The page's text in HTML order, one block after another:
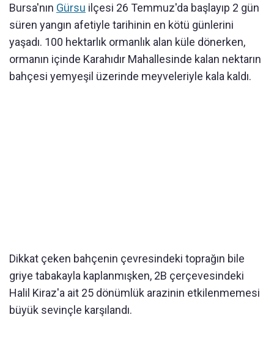
Bursa'nın Gürsu ilçesi 26 Temmuz'da başlayıp 2 gün
süren yangın afetiyle tarihinin en kötü günlerini
yaşadı. 100 hektarlık ormanlık alan küle dönerken,
ormanın içinde Karahıdır Mahallesinde kalan nektarın
bahçesi yemyeşil üzerinde meyveleriyle kala kaldı.
Dikkat çeken bahçenin çevresindeki toprağın bile
griye tabakayla kaplanmışken, 2B çerçevesindeki
Halil Kiraz'a ait 25 dönümlük arazinin etkilenmemesi
büyük sevinçle karşılandı.